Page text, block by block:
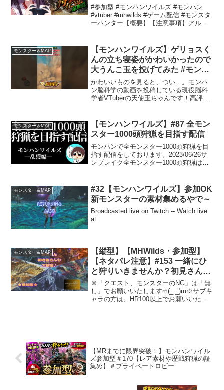
狩りはこちら【MHWilds】
#参加型 #モンハンワイルズ #モンハン
#vtuber #mhwilds #ゲーム配信 #モンスタ
ーハンター【概要】【注意事項】アルル
益がありますように✨『小さ...
モンスター＆MAP
【モンハンワイルズ】ゲリョスく
んの立ち寝姿がかわいかったので
大うんこ玉を投げてみた #モンハ
ンワイルズ #モンスターハンター
ワイルズ #shorts
かわいいものを見ると、つい…。モンハ
ン脳科学の動画を投稿している現役脳科
学者VTuberの天使玉ちゃんです！高評価
迎！)おもしろくて今日から使える完全オ
リジナルの脳科...
モンスター＆MAP
【モンハンワイルズ】#87 全モン
スター1000頭狩猟を目指す配信
モンハンで全モンスター1000頭狩猟を目
指す配信をしております。2023/06/26サ
ンブレイク全モンスター1000頭狩猟は皆
な周回用テンプレ装備紹介☑️効率周...
モンスター＆MAP
#32【モンハンワイルズ】参加OK
新モンスターの素材集めるやで～
Broadcasted live on Twitch -- Watch live
at
モンスター＆MAP
【縦型】【MHWilds・参加型】
【ネタバレ注意】#153 一緒にひ
と狩りいきませんか？初見さん、
初心者さんも大歓迎♪【モンスタ
ーハンターワイルズ・MHWs】
※「クエスト、モンスターのNG」は「無
し」でお願いいたしますm(_ _)m※サブキ
ャラの方は、HR100以上でお願いいたし
【MRまでに限界突破！】モンハンワイル
ズ参加型＃170【レア素材や歴戦狩猟の証
集め】＃プライベートロビー